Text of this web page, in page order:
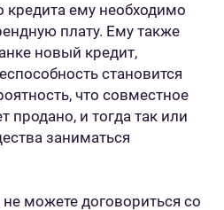
ему необходимо
плату. Ему также
новый кредит,
становится
что совместное
продано, и тогда так или
заниматься
можете договориться со